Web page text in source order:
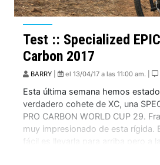
Test :: Specialized
Carbon 2017
BARRY el 13/04/17 a las 11:00 am. |
Esta última semana hemos
verdadero cohete de XC, una
PRO CARBON WORLD CUP 29.
muy impresionado de esta rígida.
fácil es llevarla para arriba pero a